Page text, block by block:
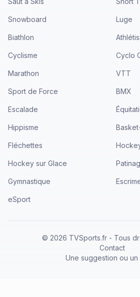
Snowboard Luge
Biathlon
Cyclisme Cyclo
Marathon VTT
Sport de Force BMX
Escalade
Hippisme
Fléchettes
Hockey sur Glace
Gymnastique
eSport
© 2026 TVSports.fr - Tous
Contact
Une suggestion ou un